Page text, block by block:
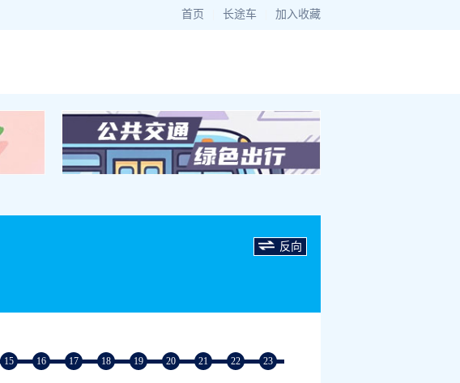
首页 长途车 加入收藏
反向
15 16 17 18 19 20 21 22 23